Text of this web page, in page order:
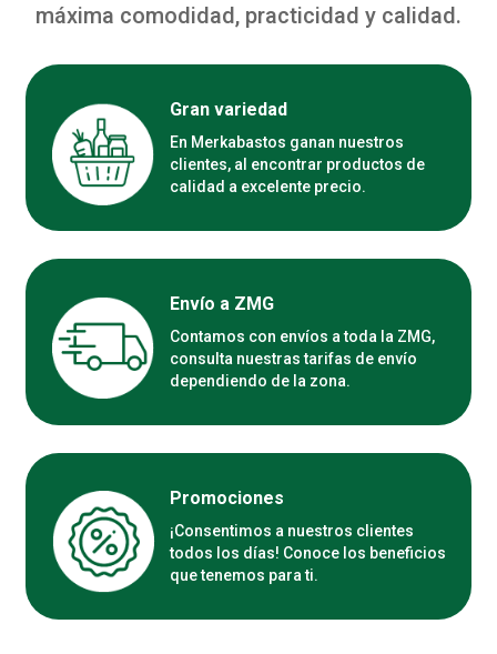
máxima comodidad, practicidad y calidad.
Gran variedad
En Merkabastos ganan nuestros
clientes, al encontrar productos de
calidad a excelente precio.
Envío a ZMG
Contamos con envíos a toda la ZMG,
consulta nuestras tarifas de envío
dependiendo de la zona.
Promociones
¡Consentimos a nuestros clientes
todos los días! Conoce los beneficios
que tenemos para ti.